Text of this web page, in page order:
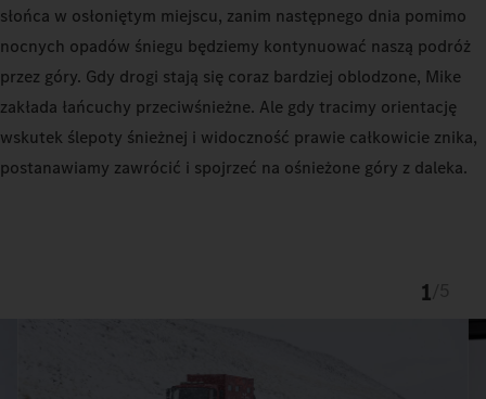
słońca w osłoniętym miejscu, zanim następnego dnia pomimo
nocnych opadów śniegu będziemy kontynuować naszą podróż
przez góry. Gdy drogi stają się coraz bardziej oblodzone, Mike
zakłada łańcuchy przeciwśnieżne. Ale gdy tracimy orientację
wskutek ślepoty śnieżnej i widoczność prawie całkowicie znika,
postanawiamy zawrócić i spojrzeć na ośnieżone góry z daleka.
1